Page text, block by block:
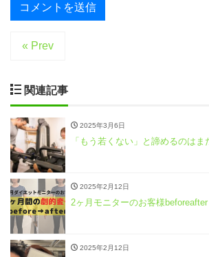
« Prev
関連記事
2025年3月6日
「もう若くない」と諦めるのはま
2025年2月12日
2ヶ月モニターのお客様beforeafter
2025年2月12日